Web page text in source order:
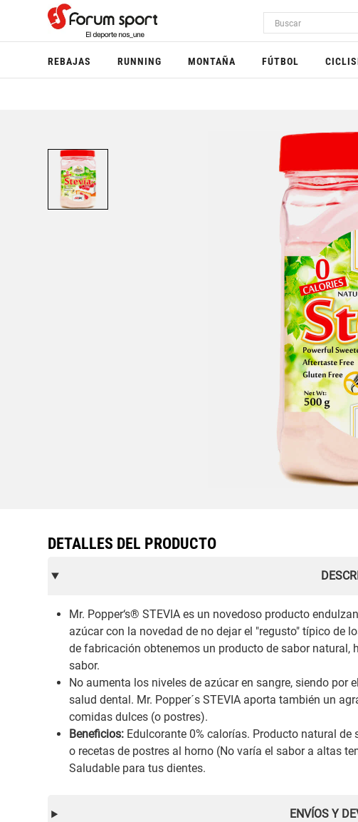
REBAJAS RUNNING MONTAÑA FÚTBOL
DETALLES DEL PRODUCTO
Mr. Popper‘s® STEVIA es un novedoso producto
azúcar con la novedad de no dejar el "regusto" típico de
de fabricación obtenemos un producto de sabor
sabor.
No aumenta los niveles de azúcar en sangre, siendo
salud dental. Mr. Popper´s STEVIA aporta también un
comidas dulces (o postres).
Beneficios: Edulcorante 0% calorías. Producto natural
o recetas de postres al horno (No varía el sabor a altas
Saludable para tus dientes.
ENVÍOS Y